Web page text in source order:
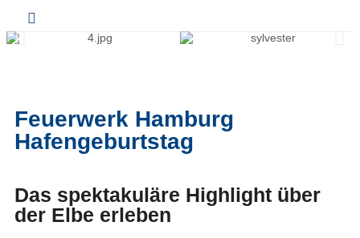
Feuerwerk Hamburg
Hafengeburtstag
Das spektakuläre Highlight über
der Elbe erleben